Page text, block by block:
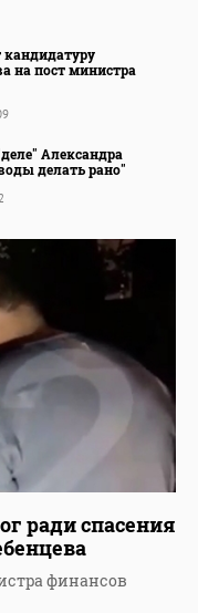
кандидатуру
на пост министра
Александра
делать рано"
ради спасения
финансов